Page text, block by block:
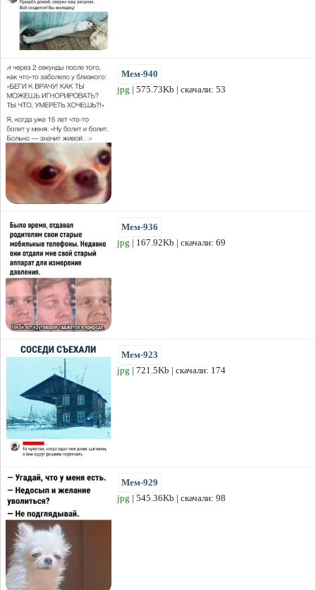
Мем-940
jpg | 575.73Kb | скачали: 53
Мем-936
jpg | 167.92Kb | скачали: 69
Мем-923
jpg | 721.5Kb | скачали: 174
Мем-929
jpg | 545.36Kb | скачали: 98